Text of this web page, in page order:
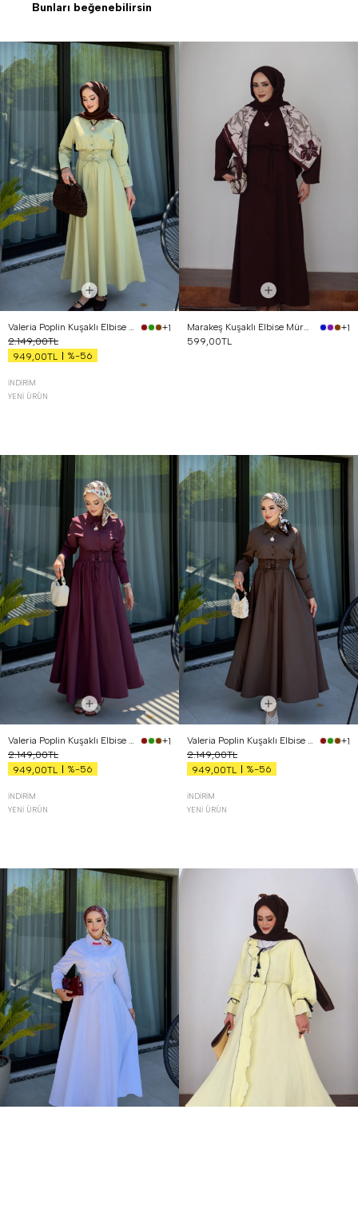
Bunları beğenebilirsin
Valeria Poplin Kuşaklı Elbise Yağ Yeşili
+1
2.149,00TL
949,00TL
%-56
İNDIRIM
YENI ÜRÜN
Marakeş Kuşaklı Elbise Mürdüm
+1
599,00TL
Valeria Poplin Kuşaklı Elbise Bordo
+1
2.149,00TL
949,00TL
%-56
İNDIRIM
YENI ÜRÜN
Valeria Poplin Kuşaklı Elbise Kahverengi
+1
2.149,00TL
949,00TL
%-56
İNDIRIM
YENI ÜRÜN